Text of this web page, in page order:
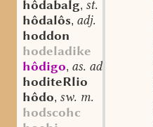
hôdabalg, st. m.
hôdalôs, adj.
hoddon
hodeladike
hôdigo, as. adv.
hoditeRlio
hôdo, sw. m.
hodscohc